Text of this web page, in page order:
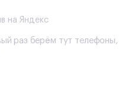
на Яндекс
раз берём тут телефоны,